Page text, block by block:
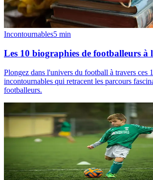
Incontournables5 min
Les 10 biographies de footballeurs à
Plongez dans l'univers du football à travers ces
incontournables qui retracent les parcours
footballeurs.